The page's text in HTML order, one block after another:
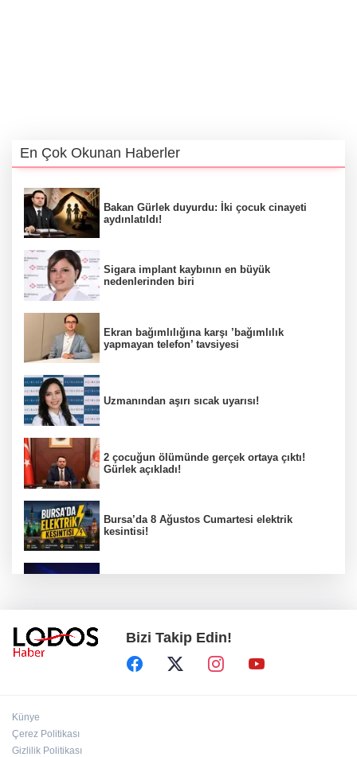
En Çok Okunan Haberler
Bakan Gürlek duyurdu: İki çocuk cinayeti
aydınlatıldı!
Sigara implant kaybının en büyük
nedenlerinden biri
Ekran bağımlılığına karşı ’bağımlılık
yapmayan telefon’ tavsiyesi
Uzmanından aşırı sıcak uyarısı!
2 çocuğun ölümünde gerçek ortaya çıktı!
Gürlek açıkladı!
Bursa’da 8 Ağustos Cumartesi elektrik
kesintisi!
‘’Eskişehir'de yaşıyor" iddialarına yanıt:
"Önceliğim annelik!"
Bizi Takip Edin!
Künye
Çerez Politikası
Gizlilik Politikası